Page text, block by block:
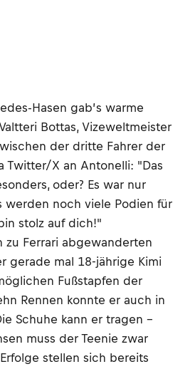
Hasen gab’s warme
Bottas, Vizeweltmeister
der dritte Fahrer der
Twitter/X an Antonelli: "Das
oder? Es war nur
werden noch viele Podien für
stolz auf dich!"
zu Ferrari abgewanderten
gerade mal 18-jährige Kimi
Fußstapfen der
Rennen konnte er auch in
Schuhe kann er tragen –
muss der Teenie zwar
stellen sich bereits